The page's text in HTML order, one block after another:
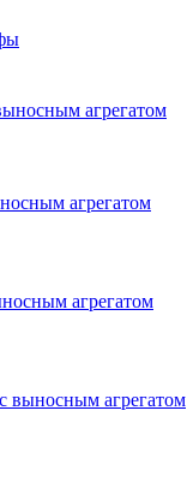
агрегатом
агрегатом
агрегатом
выносным агрегатом